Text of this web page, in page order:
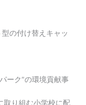
の付け替えキャッ
ーク”の環境貢献事
取り組む小学校に配